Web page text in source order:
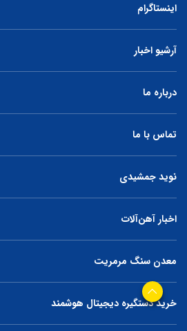
اینستاگرام
آرشیو اخبار
درباره ما
تماس با ما
نوید جمشیدی
اخبار آهن‌آلات
معدن سنگ مرمریت
خرید دستگیره دیجیتال هوشمند